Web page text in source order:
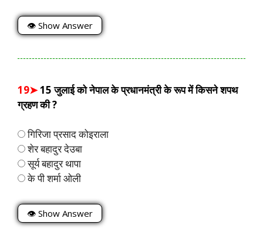
👁 Show Answer
19➤15 जुलाई को नेपाल के प्रधानमंत्री के रूप में किसने शपथ
ग्रहण की ?
गिरिजा प्रसाद कोइराला
शेर बहादुर देउबा
सूर्य बहादुर थापा
के पी शर्मा ओली
👁 Show Answer